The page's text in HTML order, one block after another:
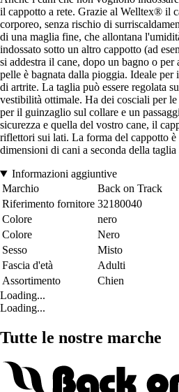
il cappotto a rete. Grazie al Welltex® il
corporeo, senza rischio di
di una maglia fine, che allontana
indossato sotto un altro cappotto (ad
si addestra il cane, dopo un bagno o per
pelle è bagnata dalla pioggia. Ideale
di artrite. La taglia può essere regolata
vestibilità ottimale. Ha dei cosciali per
per il guinzaglio sul collare e un
sicurezza e quella del vostro cane, il
riflettori sui lati. La forma del cappotto è
dimensioni di cani a seconda della taglia
Informazioni aggiuntive
Marchio
Back on Track
Riferimento fornitore 32180040
Colore
nero
Colore
Nero
Sesso
Misto
Fascia d'età
Adulti
Assortimento
Chien
Loading...
Loading...
Tutte le nostre marche